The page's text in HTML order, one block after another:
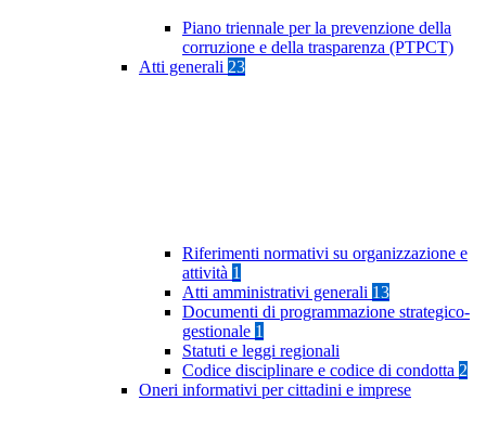
Piano triennale per la prevenzione della
corruzione e della trasparenza (PTPCT)
Atti generali 23
Riferimenti normativi su organizzazione e
attività 1
Atti amministrativi generali 13
Documenti di programmazione strategico-
gestionale 1
Statuti e leggi regionali
Codice disciplinare e codice di condotta 2
Oneri informativi per cittadini e imprese